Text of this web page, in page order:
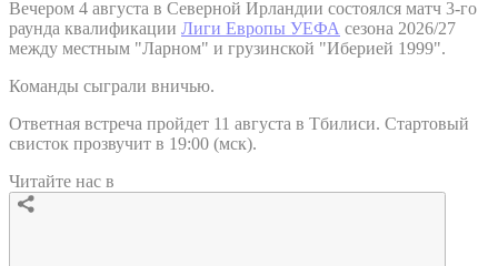
Вечером 4 августа в Северной Ирландии состоялся матч 3-го
раунда квалификации Лиги Европы УЕФА сезона 2026/27
между местным "Ларном" и грузинской "Иберией 1999".
Команды сыграли вничью.
Ответная встреча пройдет 11 августа в Тбилиси. Стартовый
свисток прозвучит в 19:00 (мск).
Читайте нас в